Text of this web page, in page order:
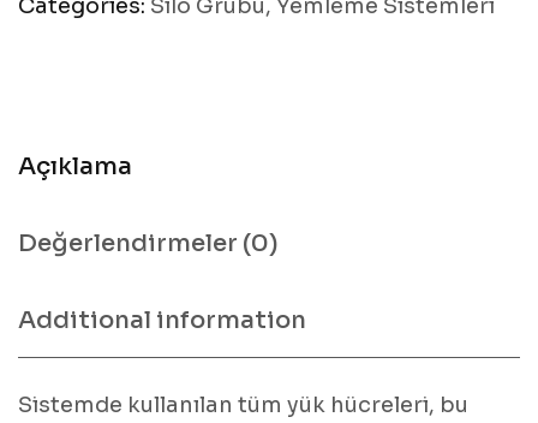
Categories: Silo Grubu, Yemleme Sistemleri
Açıklama
Değerlendirmeler (0)
Additional information
Sistemde kullanılan tüm yük hücreleri, bu